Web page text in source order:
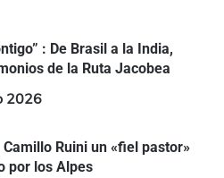
: De Brasil a la India,
de la Ruta Jacobea
2026
Ruini un «fiel pastor»
por los Alpes